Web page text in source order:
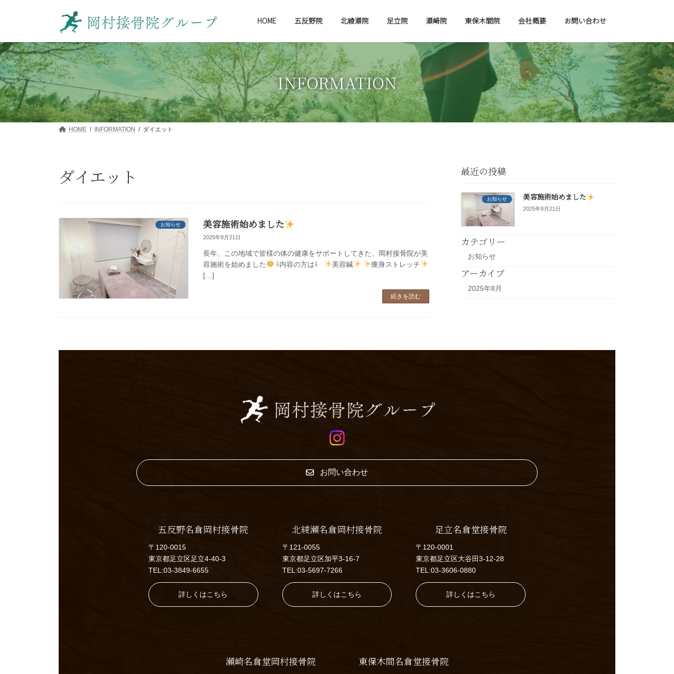
ツ
へ
ス
キ
ッ
プ
シ
ョ
ン
に
移
動
HOME 五反野院 北綾瀬院 足立院 瀬崎院 東保木間院 会社概要 お問い合わせ
INFORMATION
HOME INFORMATION ダイエット
ダイエット
お知らせ 美容施術始めました
2025年8月21日
長年、この地域で皆様の体の健康をサポートしてきた、岡村接骨院が美
容施術を始めました
⇩内容の方は⇩ 美容鍼
痩身ストレッチ
[…]
続きを読む
最近の投稿
お知らせ 美容施術始めました
2025年8月21日
カテゴリー
お知らせ
アーカイブ
2025年8月
お問い合わせ
五反野名倉岡村接骨院
〒120-0015
東京都足立区足立4-40-3
TEL:03-3849-6655
詳しくはこちら
北綾瀬名倉岡村接骨院
〒121-0055
東京都足立区加平3-16-7
TEL:03-5697-7266
詳しくはこちら
足立名倉堂接骨院
〒120-0001
東京都足立区大谷田3-12-28
TEL:03-3606-0880
詳しくはこちら
瀬崎名倉堂岡村接骨院 東保木間名倉堂接骨院